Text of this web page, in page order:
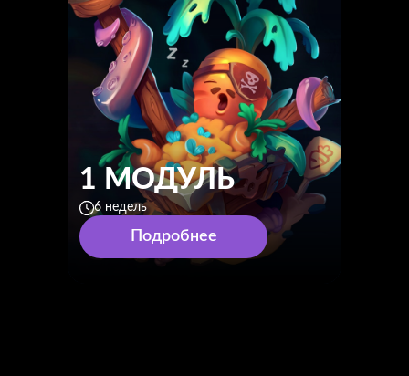
1 МОДУЛЬ
6 недель
Подробнее